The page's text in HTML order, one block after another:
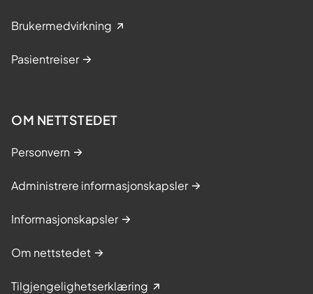
Brukermedvirkning
Pasientreiser
OM NETTSTEDET
Personvern
Administrere informasjonskapsler
Informasjonskapsler
Om nettstedet
Tilgjengelighetserklæring